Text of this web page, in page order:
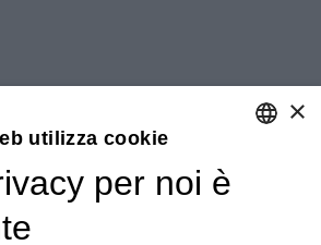
×
utilizza cookie
per noi è